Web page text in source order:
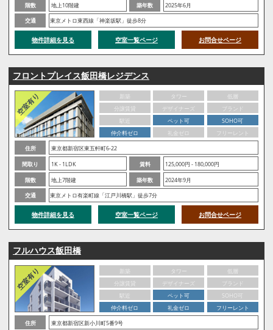
階数
地上10階建 築年数
2025年6月
交通
東京メトロ東西線「神楽坂駅」徒歩8分
物件詳細を見る 空室一覧ページ お問合せページ
フロントプレイス飯田橋レジデンス
新築 タワー
低層
分譲賃貸
デザイナーズ
ブランド
駅近
ペット可
SOHO可
仲介料ゼロ
礼金ゼロ
フリーレント
住所
東京都新宿区東五軒町6-22
間取り
1K - 1LDK 賃料
125,000円 - 180,000円
階数
地上7階建 築年数
2024年9月
交通
東京メトロ有楽町線「江戸川橋駅」徒歩7分
物件詳細を見る 空室一覧ページ お問合せページ
フルハウス飯田橋
新築 タワー
低層
分譲賃貸
デザイナーズ
ブランド
駅近
ペット可
SOHO可
仲介料ゼロ
礼金ゼロ
フリーレント
住所
東京都新宿区新小川町5番9号